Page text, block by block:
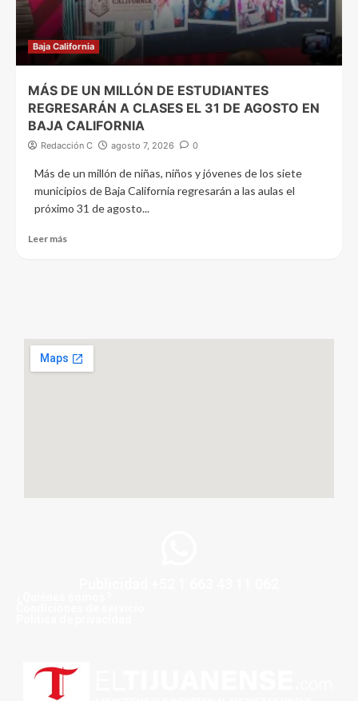
Baja California
MÁS DE UN MILLÓN DE ESTUDIANTES
REGRESARÁN A CLASES EL 31 DE AGOSTO EN
BAJA CALIFORNIA
Redacción C agosto 7, 2026 0
Más de un millón de niñas, niños y jóvenes de los siete
municipios de Baja California regresarán a las aulas el
próximo 31 de agosto...
Leer más